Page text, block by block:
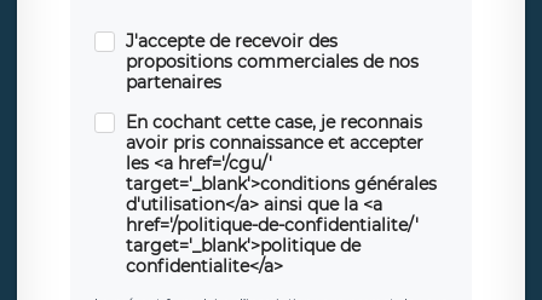
J'accepte de recevoir des
propositions commerciales de nos
partenaires
En cochant cette case, je reconnais
avoir pris connaissance et accepter
les <a href='/cgu/'
target='_blank'>conditions générales
d'utilisation</a> ainsi que la <a
href='/politique-de-confidentialite/'
target='_blank'>politique de
confidentialite</a>